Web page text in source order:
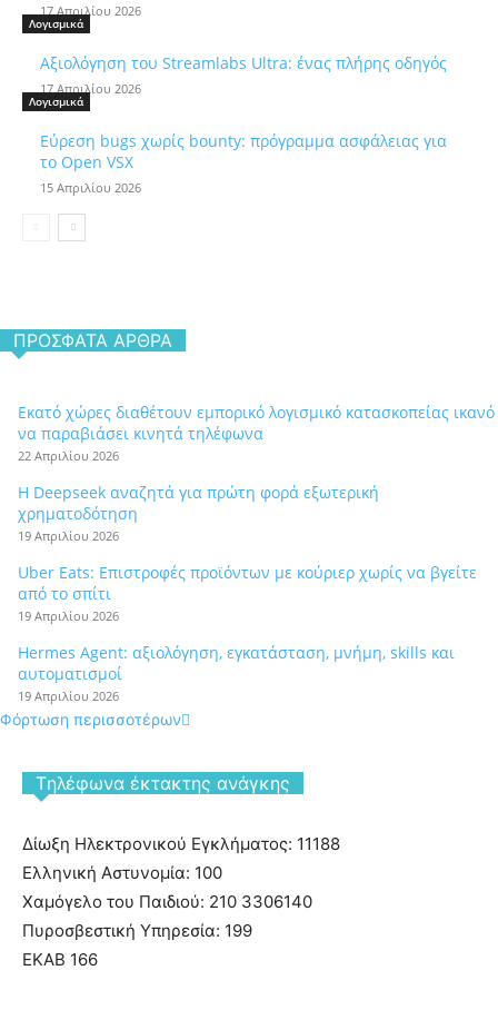
17 Απριλίου 2026
Λογισμικά
Αξιολόγηση του Streamlabs Ultra: ένας πλήρης οδηγός
17 Απριλίου 2026
Λογισμικά
Εύρεση bugs χωρίς bounty: πρόγραμμα ασφάλειας για
το Open VSX
15 Απριλίου 2026
ΠΡΌΣΦΑΤΑ ΆΡΘΡΑ
Εκατό χώρες διαθέτουν εμπορικό λογισμικό κατασκοπείας ικανό
να παραβιάσει κινητά τηλέφωνα
22 Απριλίου 2026
Η Deepseek αναζητά για πρώτη φορά εξωτερική
χρηματοδότηση
19 Απριλίου 2026
Uber Eats: Επιστροφές προϊόντων με κούριερ χωρίς να βγείτε
από το σπίτι
19 Απριλίου 2026
Hermes Agent: αξιολόγηση, εγκατάσταση, μνήμη, skills και
αυτοματισμοί
19 Απριλίου 2026
Φόρτωση περισσοτέρων
Tηλέφωνα έκτακτης ανάγκης
Δίωξη Ηλεκτρονικού Εγκλήματος: 11188
Ελληνική Αστυνομία: 100
Χαμόγελο του Παιδιού: 210 3306140
Πυροσβεστική Υπηρεσία: 199
ΕΚΑΒ 166